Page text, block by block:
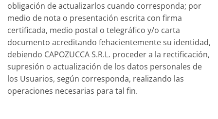
obligación de actualizarlos cuando corresponda; por
medio de nota o presentación escrita con firma
certificada, medio postal o telegráfico y/o carta
documento acreditando fehacientemente su identidad,
debiendo CAPOZUCCA S.R.L. proceder a la rectificación,
supresión o actualización de los datos personales de
los Usuarios, según corresponda, realizando las
operaciones necesarias para tal fin.